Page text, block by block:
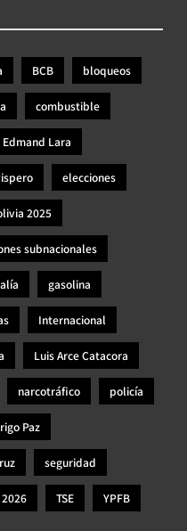
BCB bloqueos
combustible
Edmand Lara
elecciones
2025
subnacionales
gasolina
Internacional
Luis Arce Catacora
narcotráfico policía
Paz
seguridad
TSE YPFB